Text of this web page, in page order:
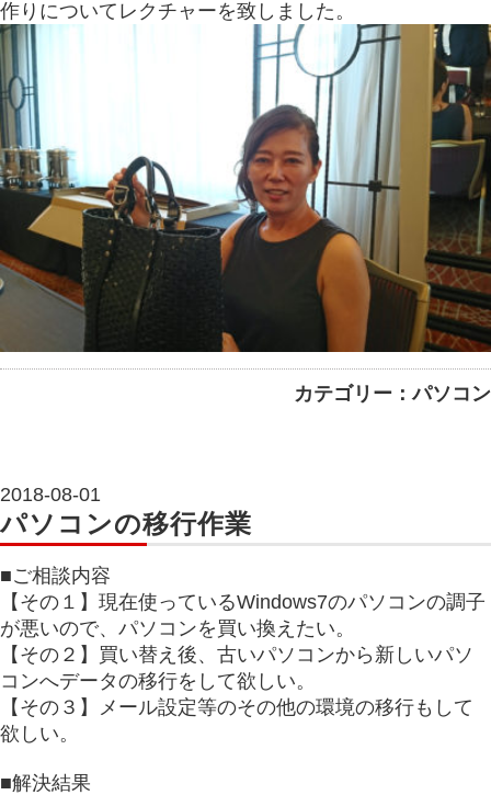
作りについてレクチャーを致しました。
カテゴリー：パソコン
2018-08-01
パソコンの移行作業
■ご相談内容
【その１】現在使っているWindows7のパソコンの調子
が悪いので、パソコンを買い換えたい。
【その２】買い替え後、古いパソコンから新しいパソ
コンへデータの移行をして欲しい。
【その３】メール設定等のその他の環境の移行もして
欲しい。
■解決結果